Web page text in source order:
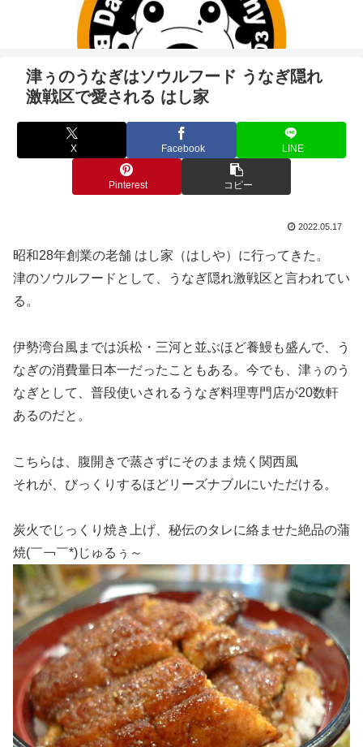
津ぅのうなぎはソウルフード うなぎ隠れ
激戦区で愛される はし家
X Facebook LINE
Pinterest コピー
2022.05.17
昭和28年創業の老舗 はし家（はしや）に行ってきた。
津のソウルフードとして、うなぎ隠れ激戦区と言われてい
る。
伊勢湾台風までは浜松・三河と並ぶほど養鰻も盛んで、う
なぎの消費量日本一だったこともある。今でも、津ぅのう
なぎとして、普段使いされるうなぎ料理専門店が20数軒
あるのだと。
こちらは、腹開きで蒸さずにそのまま焼く関西風
それが、びっくりするほどリーズナブルにいただける。
炭火でじっくり焼き上げ、秘伝のタレに絡ませた絶品の蒲
焼(￣￢￣*)じゅるぅ～